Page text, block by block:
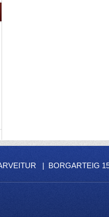
| BORGARTEIG